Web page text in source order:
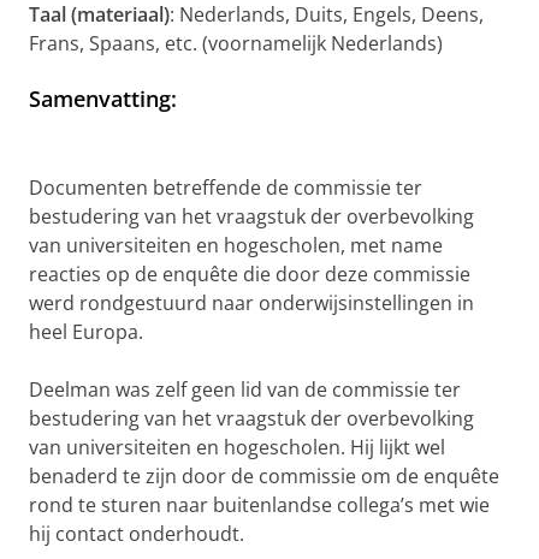
Taal (materiaal): Nederlands, Duits, Engels, Deens,
Frans, Spaans, etc. (voornamelijk Nederlands)
Samenvatting:
Documenten betreffende de commissie ter
bestudering van het vraagstuk der overbevolking
van universiteiten en hogescholen, met name
reacties op de enquête die door deze commissie
werd rondgestuurd naar onderwijsinstellingen in
heel Europa.
Deelman was zelf geen lid van de commissie ter
bestudering van het vraagstuk der overbevolking
van universiteiten en hogescholen. Hij lijkt wel
benaderd te zijn door de commissie om de enquête
rond te sturen naar buitenlandse collega’s met wie
hij contact onderhoudt.